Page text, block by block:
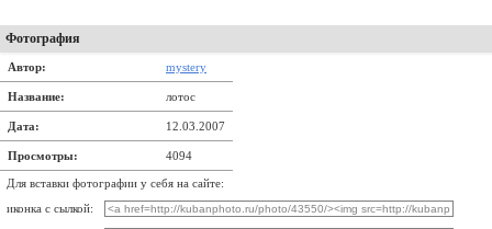
Фотография
Автор: mystery
Название: лотос
Дата: 12.03.2007
Просмотры: 4094
Для вставки фотографии у себя на сайте:
иконка с сылкой: